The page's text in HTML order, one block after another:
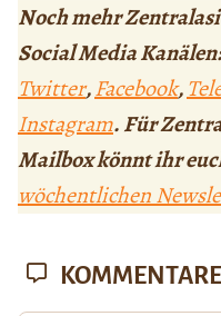
Noch mehr
Social Media
Twitter,Facebook,
Instagram. Für
Mailbox könnt ihr
wöchentlichen
KOMMENTARE